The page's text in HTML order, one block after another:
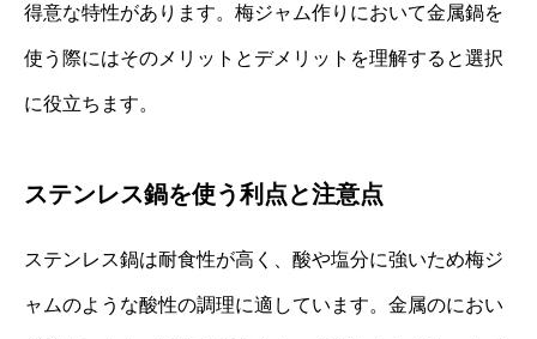
得意な特性があります。梅ジャム作りにおいて金属鍋を
使う際にはそのメリットとデメリットを理解すると選択
に役立ちます。
ステンレス鍋を使う利点と注意点
ステンレス鍋は耐食性が高く、酸や塩分に強いため梅ジ
ャムのような酸性の調理に適しています。金属のにおい